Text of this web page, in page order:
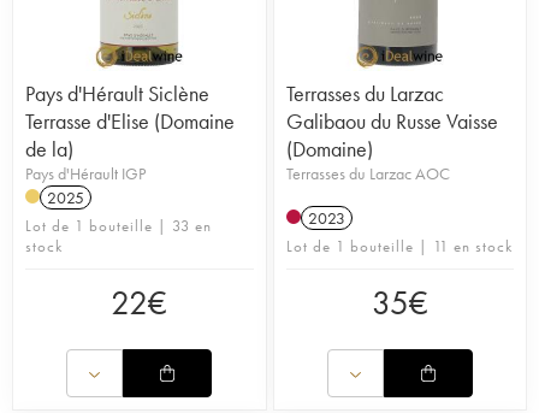
Pays d'Hérault Siclène
Terrasse d'Elise (Domaine
de la)
Pays d'Hérault IGP
2025
Lot de 1 bouteille | 33 en
stock
22€
Terrasses du Larzac
Galibaou du Russe Vaisse
(Domaine)
Terrasses du Larzac AOC
2023
Lot de 1 bouteille | 11 en stock
35€